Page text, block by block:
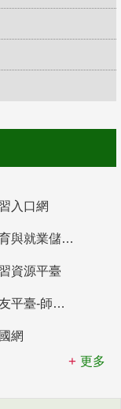
入口網
青年教育與就業儲蓄帳戶
資源平臺
良師藝友平臺-師資培育整合平臺
網
更多